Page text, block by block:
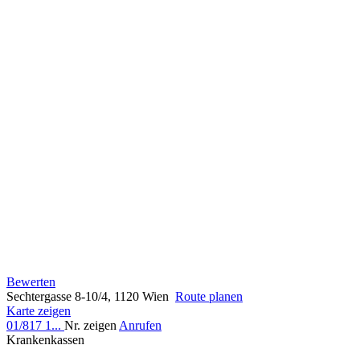
Bewerten
Sechtergasse 8-10/4, 1120 Wien Route planen
Karte zeigen
01/817 1... Nr. zeigen Anrufen
Krankenkassen